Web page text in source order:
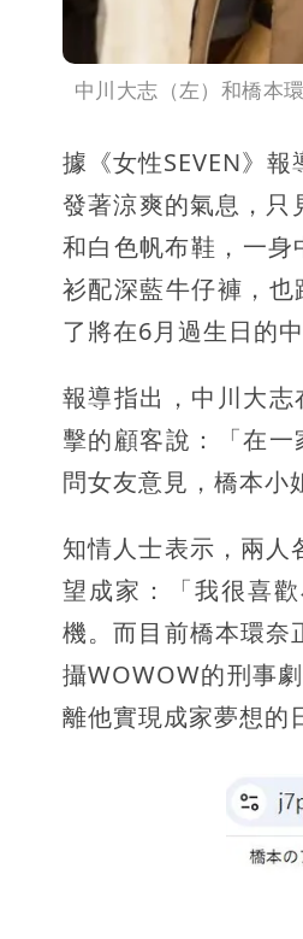
中川大志（左）和橋本
據《女性SEVEN》
發著涼爽的氣息，
和白色帆布鞋，一
衫配深藍牛仔褲，
了將在6月過生日的
報導指出，中川大
擊的顧客說：「在
問女友意見，橋本小
知情人士表示，兩人
望成家：「我很喜
機。而目前橋本環奈
攝WOWOW的刑事
離他實現成家夢想的